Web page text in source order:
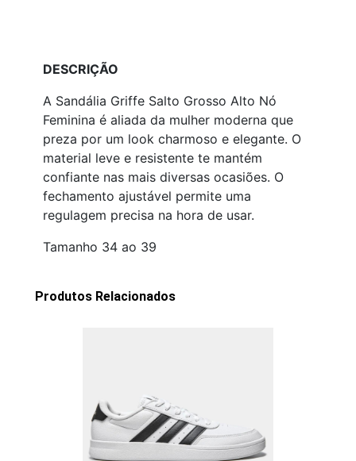
DESCRIÇÃO
A Sandália Griffe Salto Grosso Alto Nó
Feminina é aliada da mulher moderna que
preza por um look charmoso e elegante. O
material leve e resistente te mantém
confiante nas mais diversas ocasiões. O
fechamento ajustável permite uma
regulagem precisa na hora de usar.
Tamanho 34 ao 39
Produtos Relacionados